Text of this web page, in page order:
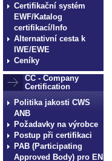
Certifikační systém
EWF/Katalog
certifikací/Info
Alternativní cesta k
IWE/EWE
Ceníky
CC - Company
Certification
Politika jakosti CWS
ANB
Požadavky na výrobce
Postup při certifikaci
PAB (Participating
Approved Body) pro EN